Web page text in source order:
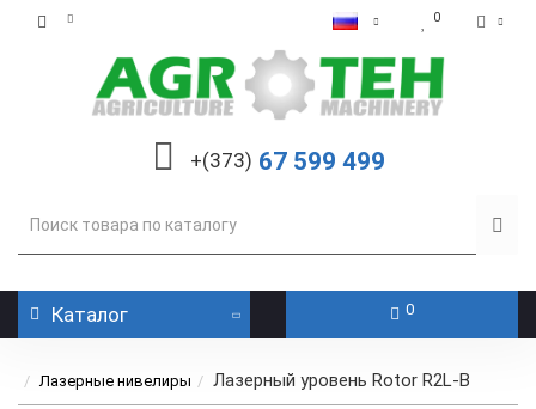
0
+(373) 67 599 499
Каталог 0
Лазерные нивелиры Лазерный уровень Rotor R2L-B